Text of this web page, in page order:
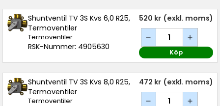
Shuntventil TV 3S Kvs 6,0 R25,
Termoventiler
Termoventiler
RSK-Nummer: 4905630
520 kr (exkl. moms)
Köp
Shuntventil TV 3S Kvs 8,0 R25,
Termoventiler
Termoventiler
472 kr (exkl. moms)